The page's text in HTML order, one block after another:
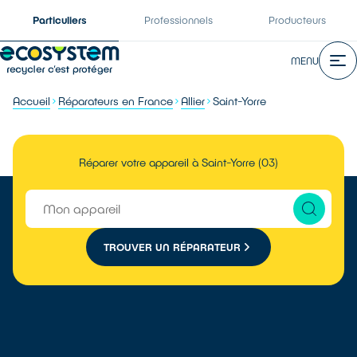
Particuliers Professionnels Producteurs
MENU
Accueil Réparateurs en France Allier Saint-Yorre
Réparer votre appareil à Saint-Yorre (03)
TROUVER UN RÉPARATEUR